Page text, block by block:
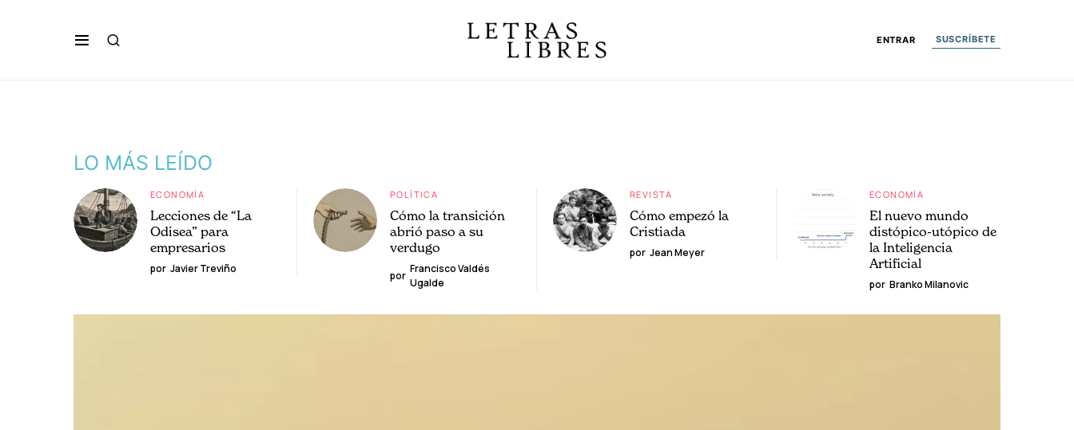
ENTRAR SUSCRÍBETE
LO MÁS LEÍDO
ECONOMÍA
Lecciones de “La
Odisea” para
empresarios
por Javier Treviño
POLÍTICA
Cómo la transición
abrió paso a su
verdugo
por
Francisco Valdés
Ugalde
REVISTA
Cómo empezó la
Cristiada
por Jean Meyer
ECONOMÍA
El nuevo mundo
distópico-utópico de
la Inteligencia
Artificial
por Branko Milanovic